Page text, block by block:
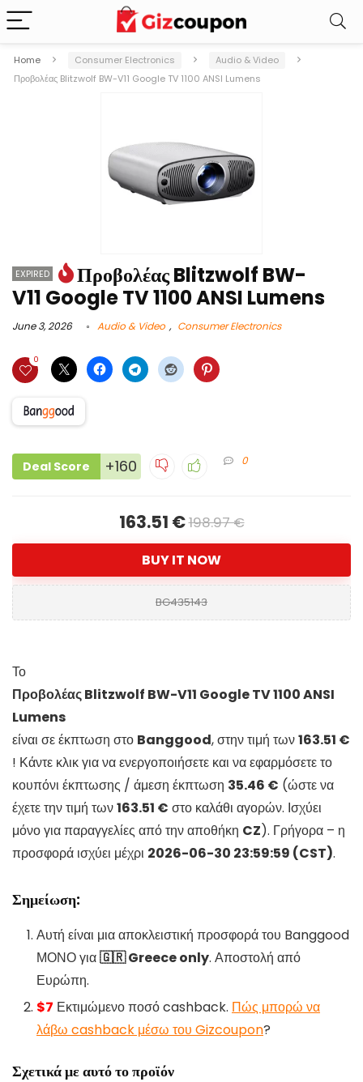
Home Consumer Electronics
Audio & Video
Προβολέας Blitzwolf BW-V11 Google TV 1100 ANSI Lumens
EXPIRED
Προβολέας Blitzwolf BW-
V11 Google TV 1100 ANSI Lumens
June 3, 2026 Audio & Video , Consumer Electronics
0
Deal Score +160 0
163.51 €198.97 €
BUY IT NOW
BG435143
Το
Προβολέας Blitzwolf BW-V11 Google TV 1100 ANSI
Lumens
είναι σε έκπτωση στο Banggood, στην τιμή των163.51 €
! Κάντε κλικ για να ενεργοποιήσετε και να εφαρμόσετε το
κουπόνι έκπτωσης / άμεση έκπτωση 35.46 € (ώστε να
έχετε την τιμή των163.51 € στο καλάθι αγορών. Ισχύει
μόνο για παραγγελίες από την αποθήκη CZ). Γρήγορα – η
προσφορά ισχύει μέχρι 2026-06-30 23:59:59 (CST).
Σημείωση:
Αυτή είναι μια αποκλειστική προσφορά του Banggood
ΜΟΝΟ για🇬🇷 Greece only. Αποστολή από
Ευρώπη.
$7 Εκτιμώμενο ποσό cashback. Πώς μπορώ να
λάβω cashback μέσω του Gizcoupon?
Σχετικά με αυτό το προϊόν